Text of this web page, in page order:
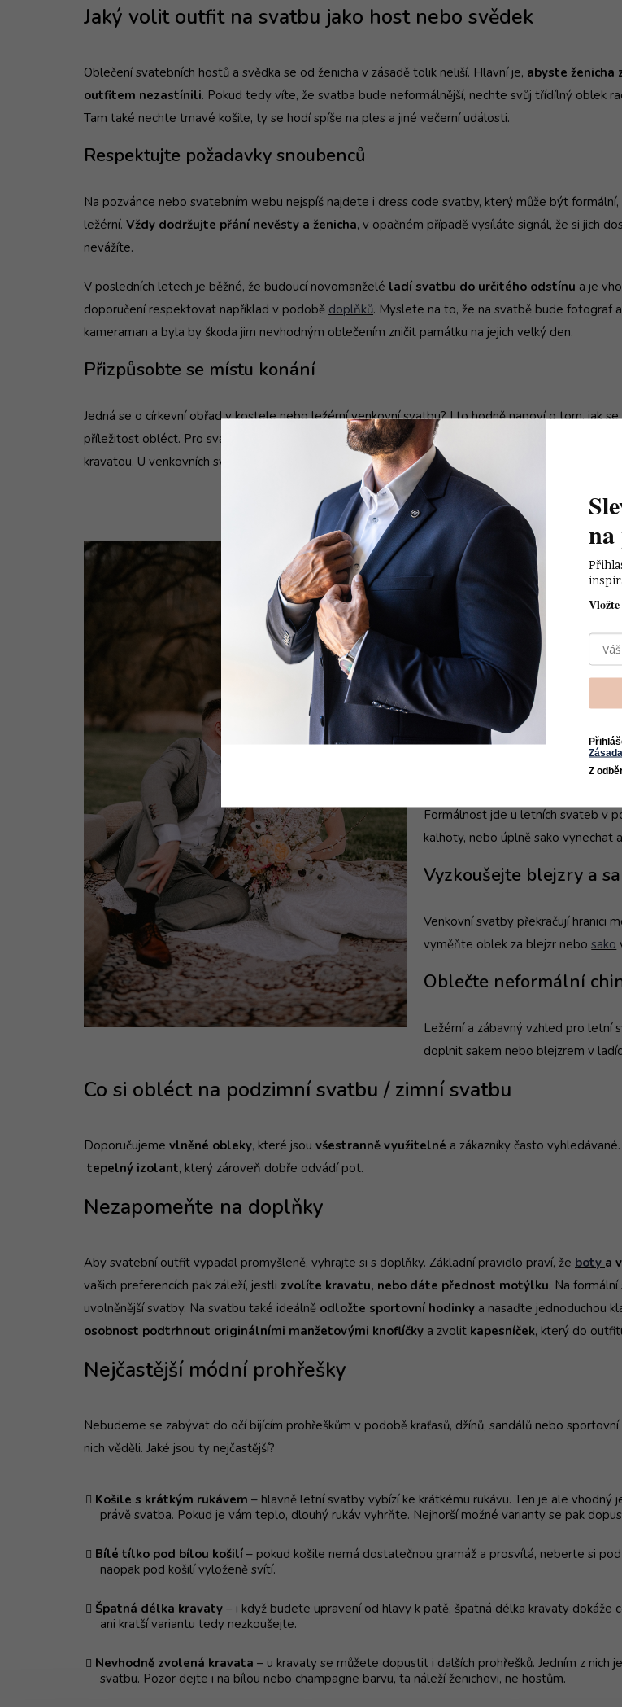
Jaký volit outfit na svatbu jako host nebo svědek
Oblečení svatebních hostů a svědka se od ženicha v zásadě tolik neliší. Hlavní je, abyste ženicha
outfitem nezastínili. Pokud tedy víte, že svatba bude neformálnější, nechte svůj třídílný oblek
Tam také nechte tmavé košile, ty se hodí spíše na ples a jiné večerní události.
Respektujte požadavky snoubenců
Na pozvánce nebo svatebním webu nejspíš najdete i dress code svatby, který může být formální,
ležérní. Vždy dodržujte přání nevěsty a ženicha, v opačném případě vysíláte signál, že si jich
nevážíte.
V posledních letech je běžné, že budoucí novomanželé ladí svatbu do určitého odstínu a je
doporučení respektovat například v podobě doplňků. Myslete na to, že na svatbě bude fotograf a
kameraman a byla by škoda jim nevhodným oblečením zničit památku na jejich velký den.
Přizpůsobte se místu konání
Jedná se o církevní obřad v kostele nebo ležérní venkovní svatbu? I to hodně napoví o tom, jak
příležitost obléct. Pro svatbu v kostele je nejvhodnější tmavý oblek, který doplníte
kravatou. U venkovních svateb je dress code uvolněnější.
Co si obléct na letní
Pryč jsou dny, kdy jste na letní
barvě. Místo toho jsou
dalšího si na letní svatbě můžete
Volte světlé obleky
Černá nebo tmavě modrá klasika
barvy potrápit tím, že je v nich
jsou v horku mnohem příjemnější.
Formálnost jde u letních svateb v
kalhoty, nebo úplně sako vynechat
Vyzkoušejte blejzry a
Venkovní svatby překračují hranici
vyměňte oblek za blejzr nebosako
Oblečte neformální
Ležérní a zábavný vzhled pro letní
doplnit sakem nebo blejzrem v
Co si obléct na podzimní svatbu / zimní svatbu
Doporučujeme vlněné obleky, které jsou všestranně využitelné a zákazníky často
tepelný izolant, který zároveň dobře odvádí pot.
Nezapomeňte na doplňky
Aby svatební outfit vypadal promyšleně, vyhrajte si s doplňky. Základní pravidlo praví, že boty a
vašich preferencích pak záleží, jestli zvolíte kravatu, nebo dáte přednost motýlku. Na
uvolněnější svatby. Na svatbu také ideálně odložte sportovní hodinky a nasaďte jednoduchou
osobnost podtrhnout originálními manžetovými knoflíčky a zvolit kapesníček, který do
Nejčastější módní prohřešky
Nebudeme se zabývat do očí bijícím prohřeškům v podobě kraťasů, džínů, sandálů nebo
nich věděli. Jaké jsou ty nejčastější?
Košile s krátkým rukávem – hlavně letní svatby vybízí ke krátkému rukávu. Ten je ale
právě svatba. Pokud je vám teplo, dlouhý rukáv vyhrňte. Nejhorší možné varianty se pak
Bílé tílko pod bílou košilí – pokud košile nemá dostatečnou gramáž a prosvítá, neberte si
naopak pod košilí vyloženě svítí.
Špatná délka kravaty – i když budete upravení od hlavy k patě, špatná délka kravaty dokáže
ani kratší variantu tedy nezkoušejte.
Nevhodně zvolená kravata – u kravaty se můžete dopustit i dalších prohřešků. Jedním z nich
svatbu. Pozor dejte i na bílou nebo champagne barvu, ta náleží ženichovi, ne hostům.
Vložte
Z